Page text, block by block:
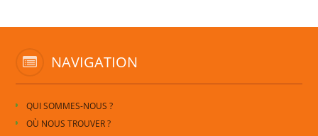
NAVIGATION
QUI SOMMES-NOUS ?
OÙ NOUS TROUVER ?